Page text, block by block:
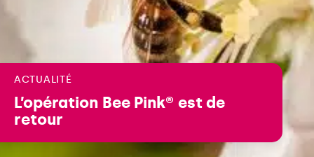
ACTUALITÉ
L’opération Bee Pink® est de
retour